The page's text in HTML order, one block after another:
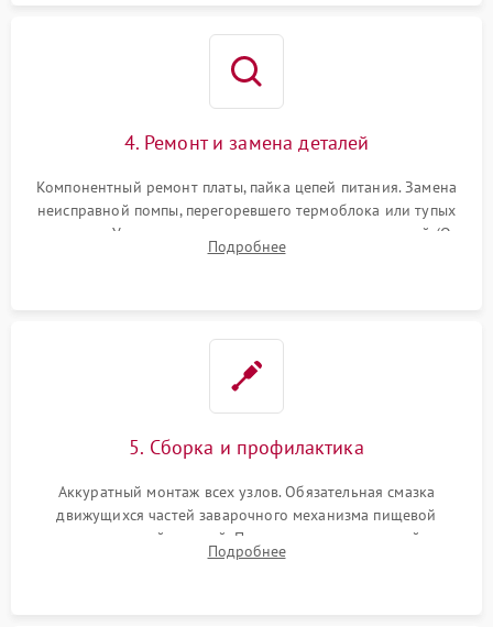
4. Ремонт и замена деталей
Компонентный ремонт платы, пайка цепей питания. Замена
неисправной помпы, перегоревшего термоблока или тупых
жерновов. Установка новых силиконовых уплотнителей (O-
ring) и тефлоновых трубок для надежного устранения
Подробнее
5. Сборка и профилактика
Аккуратный монтаж всех узлов. Обязательная смазка
движущихся частей заварочного механизма пищевой
силиконовой смазкой. Проведение программной
декальцинации и очистки системы от кофейных масел.
Подробнее